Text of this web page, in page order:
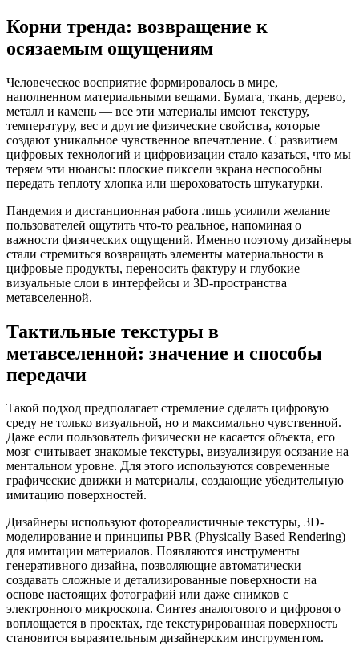
Корни тренда: возвращение к
осязаемым ощущениям
Человеческое восприятие формировалось в мире,
наполненном материальными вещами. Бумага, ткань, дерево,
металл и камень — все эти материалы имеют текстуру,
температуру, вес и другие физические свойства, которые
создают уникальное чувственное впечатление. С развитием
цифровых технологий и цифровизации стало казаться, что мы
теряем эти нюансы: плоские пиксели экрана неспособны
передать теплоту хлопка или шероховатость штукатурки.
Пандемия и дистанционная работа лишь усилили желание
пользователей ощутить что-то реальное, напоминая о
важности физических ощущений. Именно поэтому дизайнеры
стали стремиться возвращать элементы материальности в
цифровые продукты, переносить фактуру и глубокие
визуальные слои в интерфейсы и 3D-пространства
метавселенной.
Тактильные текстуры в
метавселенной: значение и способы
передачи
Такой подход предполагает стремление сделать цифровую
среду не только визуальной, но и максимально чувственной.
Даже если пользователь физически не касается объекта, его
мозг считывает знакомые текстуры, визуализируя осязание на
ментальном уровне. Для этого используются современные
графические движки и материалы, создающие убедительную
имитацию поверхностей.
Дизайнеры используют фотореалистичные текстуры, 3D-
моделирование и принципы PBR (Physically Based Rendering)
для имитации материалов. Появляются инструменты
генеративного дизайна, позволяющие автоматически
создавать сложные и детализированные поверхности на
основе настоящих фотографий или даже снимков с
электронного микроскопа. Синтез аналогового и цифрового
воплощается в проектах, где текстурированная поверхность
становится выразительным дизайнерским инструментом.